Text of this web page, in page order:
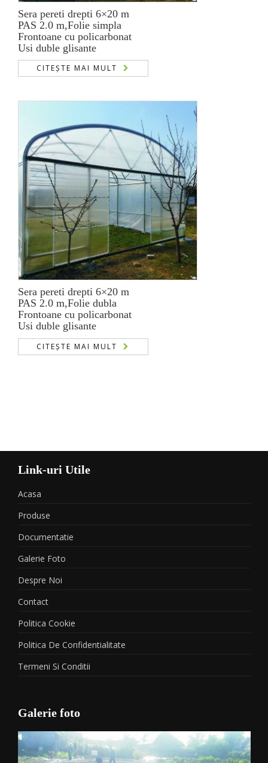
Sera pereti drepti 6×20 m
PAS 2.0 m,Folie simpla
Frontoane cu policarbonat
Usi duble glisante
CITEȘTE MAI MULT
Sera pereti drepti 6×20 m
PAS 2.0 m,Folie dubla
Frontoane cu policarbonat
Usi duble glisante
CITEȘTE MAI MULT
Link-uri Utile
Acasa
Produse
Documentatie
Galerie Foto
Despre Noi
Contact
Politica Cookie
Politica De Confidentialitate
Termeni Si Conditii
Galerie foto